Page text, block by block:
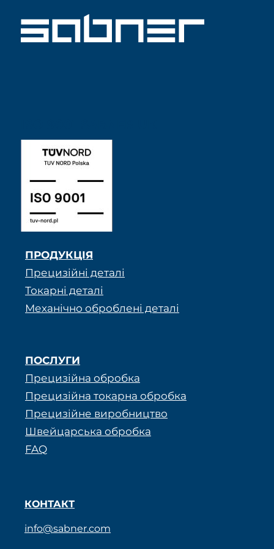
ПРОДУКЦІЯ
Прецизійні деталі
Токарні деталі
Механічно оброблені деталі
ПОСЛУГИ
Прецизійна обробка
Прецизійна токарна обробка
Прецизійне виробництво
Швейцарська обробка
FAQ
КОНТАКТ
info@sabner.com